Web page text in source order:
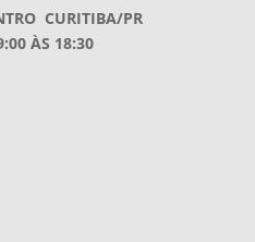
CURITIBA/PR
ÀS 18:30